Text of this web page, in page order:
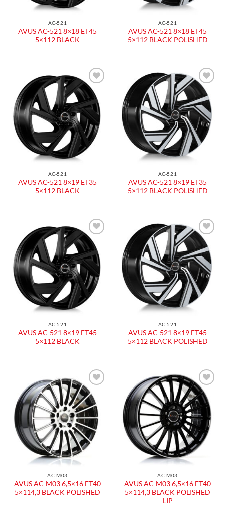
AC-521
AVUS AC-521 8×18 ET45
5×112 BLACK
AC-521
AVUS AC-521 8×18 ET45
5×112 BLACK POLISHED
AC-521
AVUS AC-521 8×19 ET35
5×112 BLACK
AC-521
AVUS AC-521 8×19 ET35
5×112 BLACK POLISHED
AC-521
AVUS AC-521 8×19 ET45
5×112 BLACK
AC-521
AVUS AC-521 8×19 ET45
5×112 BLACK POLISHED
AC-M03
AVUS AC-M03 6,5×16 ET40
5×114,3 BLACK POLISHED
AC-M03
AVUS AC-M03 6,5×16 ET40
5×114,3 BLACK POLISHED
LIP